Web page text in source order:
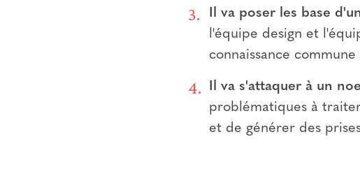
Il va poser les base
l'équipe design et
connaissance
Il va s'attaquer à un
problématiques à
et de générer des